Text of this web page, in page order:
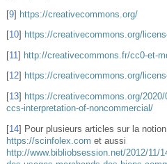
[9] https://creativecommons.org/
10] https://creativecommons.org/
[11] http://creativecommons.fr/cc0-et-
12] https://creativecommons.org/
13]
https://creativecommons.org/
ccs-interpretation-of-noncommercial/
[14] Pour plusieurs articles sur la
https://scinfolex.com et aussi
http://www.bibliobsession.net/2012/11/